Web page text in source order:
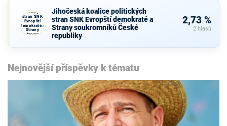
politických
stran SNK
Evropští
demokraté a
Strany
soukromníků
Jihočeská koalice politických
stran SNK Evropští demokraté a
Strany soukromníků České
republiky
2,73 %
2 hlasů
Nejnovější příspěvky k tématu